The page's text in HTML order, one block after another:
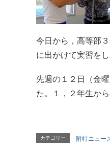
今日から，高等部
に出かけて実習をし
先週の１２日（金
た。１，２年生か
カテゴリー 附特ニュー